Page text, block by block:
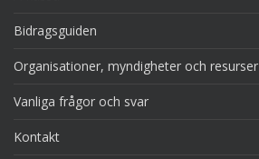
Bidragsguiden
Organisationer, myndigheter och resurser
Vanliga frågor och svar
Kontakt